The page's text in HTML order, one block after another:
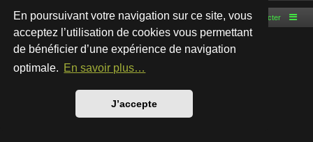
En poursuivant votre navigation sur ce site, vous
acceptez l’utilisation de cookies vous permettant
de bénéficier d’une expérience de navigation
optimale. En savoir plus…
J’accepte
Accueil du forum Nous contacter
Développé parphpBB® Forum Software © phpBB Limited
Style par
Traduction française officielle